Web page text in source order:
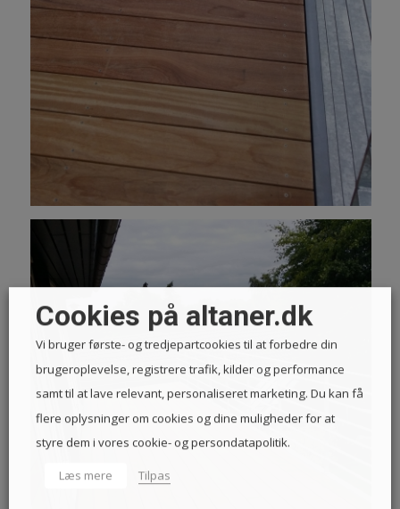
Cookies på altaner.dk
Vi bruger første- og tredjepartcookies til at forbedre din
brugeroplevelse, registrere trafik, kilder og performance
samt til at lave relevant, personaliseret marketing. Du kan få
flere oplysninger om cookies og dine muligheder for at
styre dem i vores cookie- og persondatapolitik.
Læs mere Tilpas